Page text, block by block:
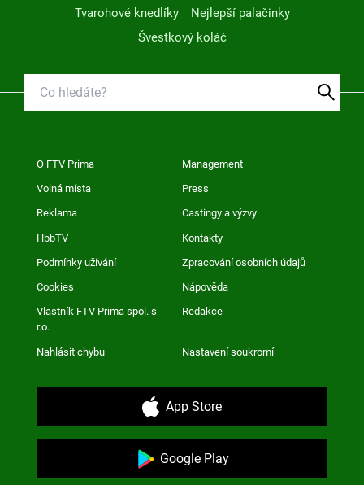
Tvarohové knedlíky
Nejlepší palačinky
Švestkový koláč
O FTV Prima Management
Volná místa Press
Reklama Castingy a výzvy
HbbTV Kontakty
Podmínky užívání Zpracování osobních údajů
Cookies Nápověda
Vlastník FTV Prima spol. s
r.o.
Redakce
Nahlásit chybu Nastavení soukromí
App Store
Google Play